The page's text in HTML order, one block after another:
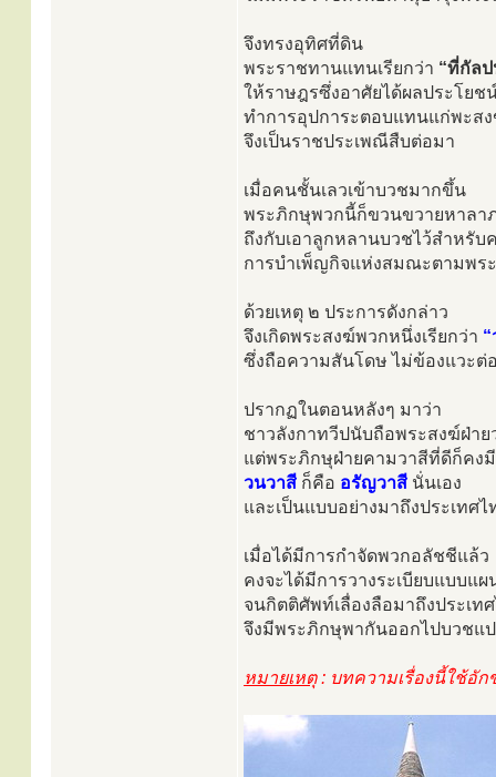
จึงทรงอุทิศที่ดิน
พระราชทานแทนเรียกว่า “ที่กัล
ให้ราษฎรซึ่งอาศัยได้ผลประโย
ทำการอุปการะตอบแทนแก่พะส
จึงเป็นราชประเพณีสืบต่อมา
เมื่อคนชั้นเลวเข้าบวชมากขึ้น
พระภิกษุพวกนี้ก็ขวนขวายหาลา
ถึงกับเอาลูกหลานบวชไว้สำหรับ
การบำเพ็ญกิจแห่งสมณะตามพร
ด้วยเหตุ ๒ ประการดังกล่าว
จึงเกิดพระสงฆ์พวกหนึ่งเรียกว่า
ซึ่งถือความสันโดษ ไม่ข้องแวะต่
ปรากฏในตอนหลังๆ มาว่า
ชาวลังกาทวีปนับถือพระสงฆ์ฝ่าย
แต่พระภิกษุฝ่ายคามวาสีที่ดีก็คง
วนวาสี ก็คือ อรัญวาสี นั่นเอง
และเป็นแบบอย่างมาถึงประเทศไ
เมื่อได้มีการกำจัดพวกอลัชชีแล้ว
คงจะได้มีการวางระเบียบแบบ
จนกิตติศัพท์เลื่องลือมาถึงประเ
จึงมีพระภิกษุพากันออกไปบวชแ
หมายเหตุ: บทความเรื่องนี้ใช้อั